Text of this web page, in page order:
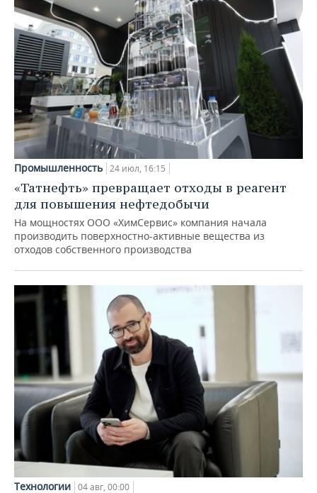
Промышленность 24 июл, 16:15
«Татнефть» превращает отходы в реагент
для повышения нефтедобычи
На мощностях ООО «ХимСервис» компания начала
производить поверхностно-активные вещества из
отходов собственного производства
Технологии 04 авг, 00:00